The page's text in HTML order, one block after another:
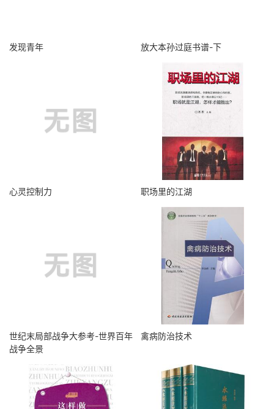
发现青年 放大本孙过庭书谱-下
心灵控制力 职场里的江湖
世纪末局部战争大参考-世界百年
战争全景
禽病防治技术